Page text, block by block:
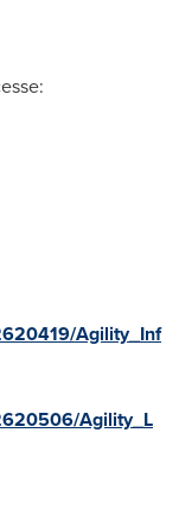
Agility_Inf
Agility_L